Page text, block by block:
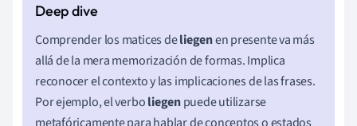
Comprender los matices deliegenen presente va más
allá de la mera memorización de formas. Implica
reconocer el contexto y las implicaciones de las frases.
Por ejemplo, el verboliegenpuede utilizarse
metafóricamente para hablar de conceptos o estados